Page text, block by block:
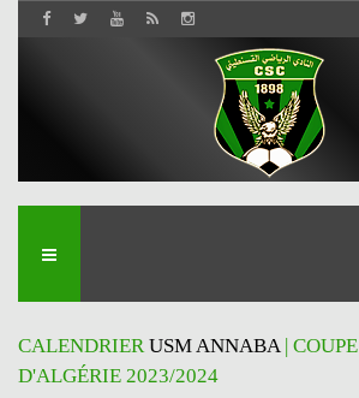
CALENDRIERUSM ANNABA| COUPE
D'ALGÉRIE 2023/2024